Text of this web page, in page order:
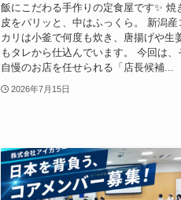
飯にこだわる手作りの定食屋です✨ 焼
皮をパリッと、中はふっくら。 新潟産
カリは小釜で何度も炊き、唐揚げや生
もタレから仕込んでいます。 ​今回は、
自慢のお店を任せられる「店長候補...
2026年7月15日